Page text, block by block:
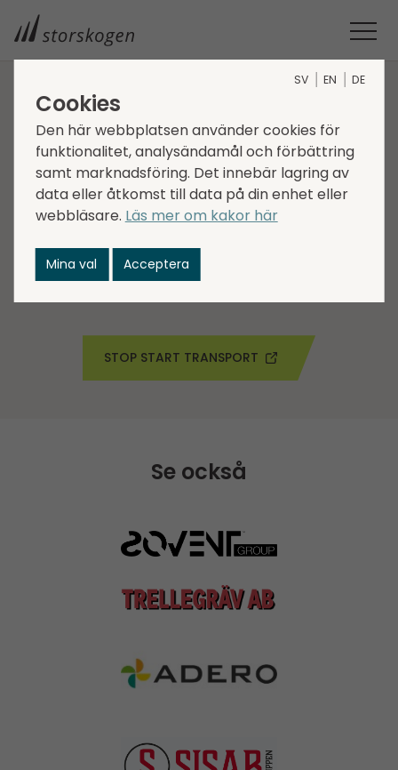
Stop Start Transport
Stop Start är ett av de ledande företagen inom
logistik, magasinering och distribution i
Storbritannien, med fokus på transport av ömtåliga
varor med högt värde. Bolaget grundades 1986 och
STOP START TRANSPORT
Se också
SV EN DE
Cookies
Den här webbplatsen använder cookies för
funktionalitet, analysändamål och förbättring
samt marknadsföring. Det innebär lagring av
data eller åtkomst till data på din enhet eller
webbläsare. Läs mer om kakor här
Mina val Acceptera